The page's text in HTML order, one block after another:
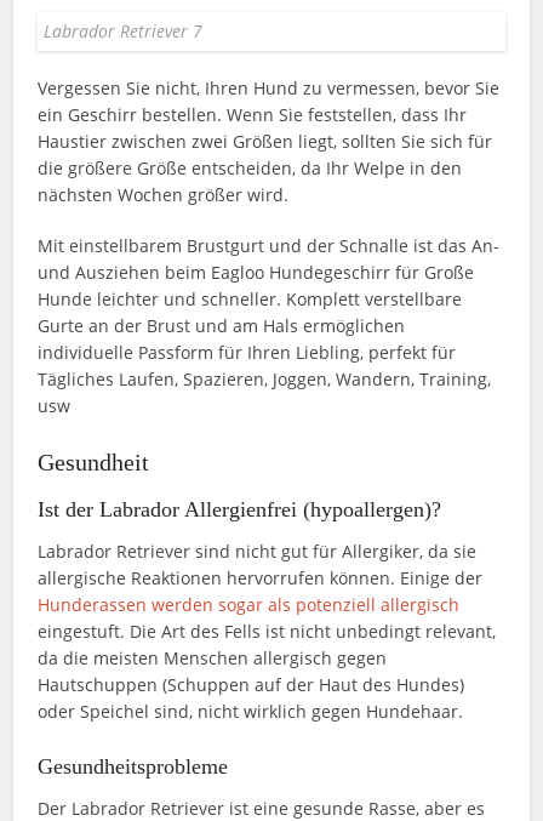
Labrador Retriever 7
Vergessen Sie nicht, Ihren Hund zu vermessen, bevor Sie
ein Geschirr bestellen. Wenn Sie feststellen, dass Ihr
Haustier zwischen zwei Größen liegt, sollten Sie sich für
die größere Größe entscheiden, da Ihr Welpe in den
nächsten Wochen größer wird.
Mit einstellbarem Brustgurt und der Schnalle ist das An-
und Ausziehen beim Eagloo Hundegeschirr für Große
Hunde leichter und schneller. Komplett verstellbare
Gurte an der Brust und am Hals ermöglichen
individuelle Passform für Ihren Liebling, perfekt für
Tägliches Laufen, Spazieren, Joggen, Wandern, Training,
usw
Gesundheit
Ist der Labrador Allergienfrei (hypoallergen)?
Labrador Retriever sind nicht gut für Allergiker, da sie
allergische Reaktionen hervorrufen können. Einige der
Hunderassen werden sogar als potenziell allergisch
eingestuft. Die Art des Fells ist nicht unbedingt relevant,
da die meisten Menschen allergisch gegen
Hautschuppen (Schuppen auf der Haut des Hundes)
oder Speichel sind, nicht wirklich gegen Hundehaar.
Gesundheitsprobleme
Der Labrador Retriever ist eine gesunde Rasse, aber es